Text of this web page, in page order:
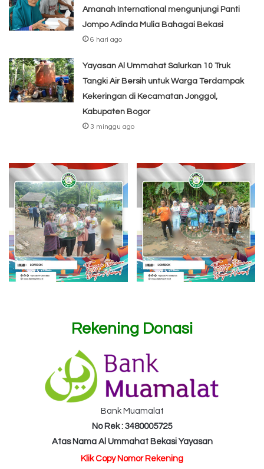
Amanah International mengunjungi Panti
Jompo Adinda Mulia Bahagai Bekasi
6 hari ago
Yayasan Al Ummahat Salurkan 10 Truk
Tangki Air Bersih untuk Warga Terdampak
Kekeringan di Kecamatan Jonggol,
Kabupaten Bogor
3 minggu ago
Rekening Donasi
Bank Muamalat
No Rek : 3480005725
Atas Nama Al Ummahat Bekasi Yayasan
Klik Copy Nomor Rekening